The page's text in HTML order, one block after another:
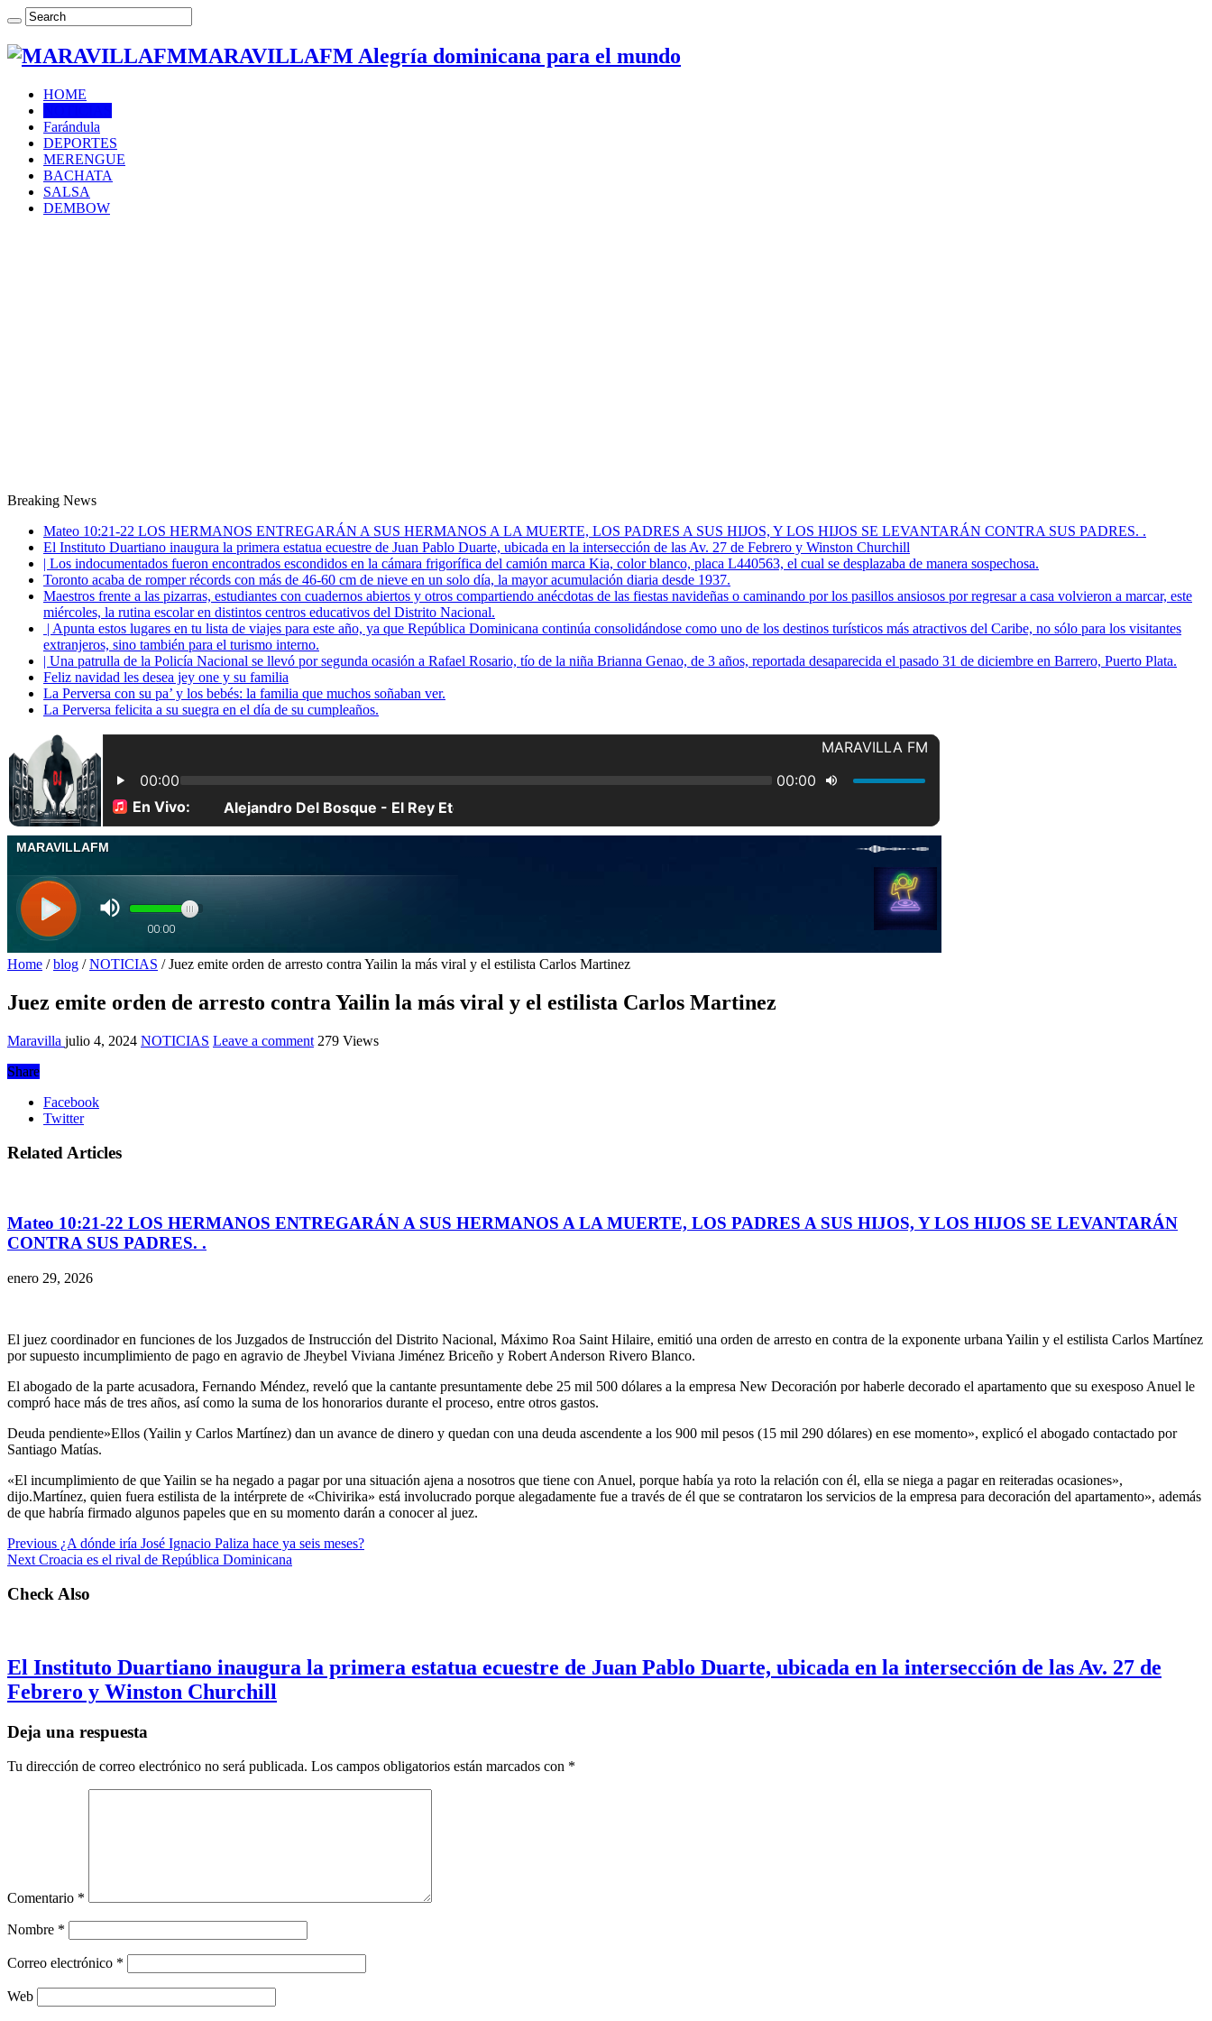
MARAVILLAFM Alegría dominicana para el mundo
HOME
Farándula
DEPORTES
MERENGUE
BACHATA
SALSA
DEMBOW
Breaking News
Mateo 10:21-22 LOS HERMANOS ENTREGARÁN A SUS HERMANOS A LA MUERTE, LOS PADRES A SUS HIJOS, Y LOS HIJOS SE LEVANTARÁN CONTRA SUS PADRES. .
El Instituto Duartiano inaugura la primera estatua ecuestre de Juan Pablo Duarte, ubicada en la intersección de las Av. 27 de Febrero y Winston Churchill
| Los indocumentados fueron encontrados escondidos en la cámara frigorífica del camión marca Kia, color blanco, placa L440563, el cual se desplazaba de manera sospechosa.
Toronto acaba de romper récords con más de 46-60 cm de nieve en un solo día, la mayor acumulación diaria desde 1937.
Maestros frente a las pizarras, estudiantes con cuadernos abiertos y otros compartiendo anécdotas de las fiestas navideñas o caminando por los pasillos ansiosos por regresar a casa volvieron a marcar, este
miércoles, la rutina escolar en distintos centros educativos del Distrito Nacional.
| Apunta estos lugares en tu lista de viajes para este año, ya que República Dominicana continúa consolidándose como uno de los destinos turísticos más atractivos del Caribe, no sólo para los visitantes
extranjeros, sino también para el turismo interno.
| Una patrulla de la Policía Nacional se llevó por segunda ocasión a Rafael Rosario, tío de la niña Brianna Genao, de 3 años, reportada desaparecida el pasado 31 de diciembre en Barrero, Puerto Plata.
Feliz navidad les desea jey one y su familia
La Perversa con su pa’ y los bebés: la familia que muchos soñaban ver.
La Perversa felicita a su suegra en el día de su cumpleaños.
Home / blog / NOTICIAS / Juez emite orden de arresto contra Yailin la más viral y el estilista Carlos Martinez
Juez emite orden de arresto contra Yailin la más viral y el estilista Carlos Martinez
Maravilla julio 4, 2024 NOTICIAS Leave a comment 279 Views
Share
Facebook
Twitter
Related Articles
Mateo 10:21-22 LOS HERMANOS ENTREGARÁN A SUS HERMANOS A LA MUERTE, LOS PADRES A SUS HIJOS, Y LOS HIJOS SE LEVANTARÁN
CONTRA SUS PADRES. .
enero 29, 2026
El juez coordinador en funciones de los Juzgados de Instrucción del Distrito Nacional, Máximo Roa Saint Hilaire, emitió una orden de arresto en contra de la exponente urbana Yailin y el estilista Carlos Martínez
por supuesto incumplimiento de pago en agravio de Jheybel Viviana Jiménez Briceño y Robert Anderson Rivero Blanco.
El abogado de la parte acusadora, Fernando Méndez, reveló que la cantante presuntamente debe 25 mil 500 dólares a la empresa New Decoración por haberle decorado el apartamento que su exesposo Anuel le
compró hace más de tres años, así como la suma de los honorarios durante el proceso, entre otros gastos.
Deuda pendiente»Ellos (Yailin y Carlos Martínez) dan un avance de dinero y quedan con una deuda ascendente a los 900 mil pesos (15 mil 290 dólares) en ese momento», explicó el abogado contactado por
Santiago Matías.
«El incumplimiento de que Yailin se ha negado a pagar por una situación ajena a nosotros que tiene con Anuel, porque había ya roto la relación con él, ella se niega a pagar en reiteradas ocasiones»,
dijo.Martínez, quien fuera estilista de la intérprete de «Chivirika» está involucrado porque alegadamente fue a través de él que se contrataron los servicios de la empresa para decoración del apartamento», además
de que habría firmado algunos papeles que en su momento darán a conocer al juez.
Previous ¿A dónde iría José Ignacio Paliza hace ya seis meses?
Next Croacia es el rival de República Dominicana
Check Also
El Instituto Duartiano inaugura la primera estatua ecuestre de Juan Pablo Duarte, ubicada en la intersección de las Av. 27 de
Febrero y Winston Churchill
Deja una respuesta
Tu dirección de correo electrónico no será publicada. Los campos obligatorios están marcados con *
Comentario *
Nombre *
Correo electrónico *
Web